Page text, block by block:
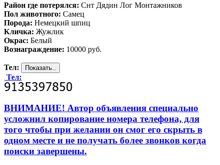
Район где потерялся: Снт Дядин Лог Монтажников
Пол животного: Самец
Порода: Немецкий шпиц
Кличка: Жужлик
Окрас: Белый
Вознаграждение: 10000 руб.
Тел:
Тел:
ВНИМАНИЕ! Автор объявления специально
усложнил копирование номера телефона, для
того чтобы при желании он смог его скрыть в
одном месте и не получать более звонков когда
поиски завершены.